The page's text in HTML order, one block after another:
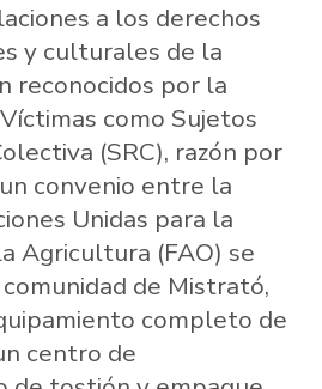
a los derechos
y culturales de la
reconocidos por la
como Sujetos
(SRC), razón por
convenio entre la
Unidas para la
Agricultura (FAO) se
de Mistrató,
completo de
centro de